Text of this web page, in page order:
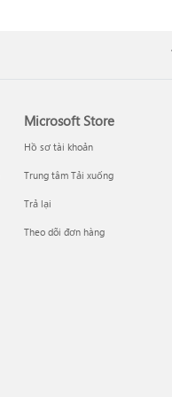
Microsoft Store
Hồ sơ tài khoản
Trung tâm Tải xuống
Trả lại
Theo dõi đơn hàng